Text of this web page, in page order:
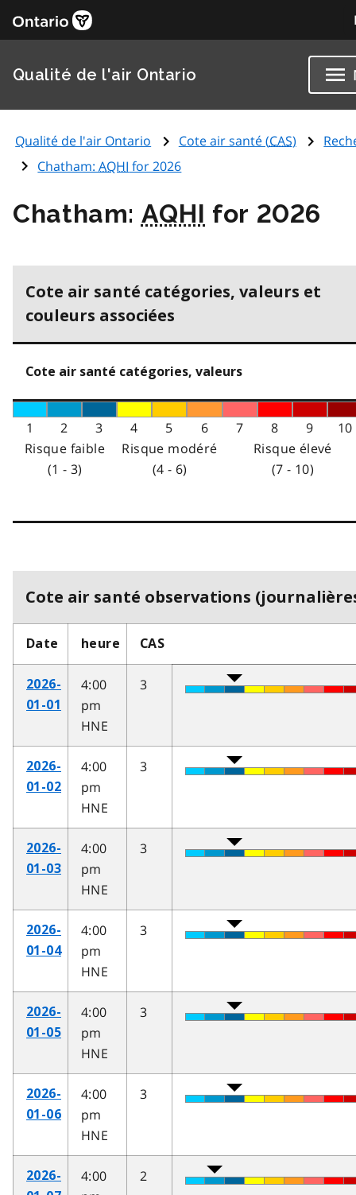
Qualité de l'air Ontario
Qualité de l'air Ontario Cote air santé (CAS)
Chatham:AQHI for 2026
Chatham: AQHI for 2026
Cote air santé catégories, valeurs et
couleurs associées
Cote air santé catégories, valeurs
1 2 3 4 5 6 7 8 9
10
Risque faible
(1 - 3)
Risque modéré
(4 - 6)
Risque élevé
(7 - 10)
Cote air santé observations
Date heure CAS
2026-
01-01
4:00
pm
HNE
3
2026-
01-02
4:00
pm
HNE
3
2026-
01-03
4:00
pm
HNE
3
2026-
01-04
4:00
pm
HNE
3
2026-
01-05
4:00
pm
HNE
3
2026-
01-06
4:00
pm
HNE
3
2026-
4:00
2